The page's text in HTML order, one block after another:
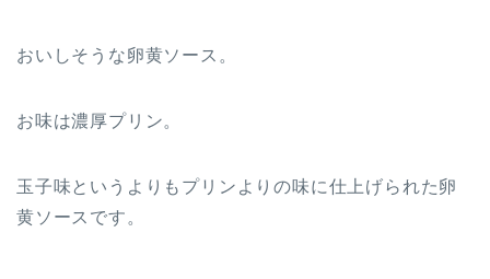
おいしそうな卵黄ソース。
お味は濃厚プリン。
玉子味というよりもプリンよりの味に仕上げられた卵
黄ソースです。